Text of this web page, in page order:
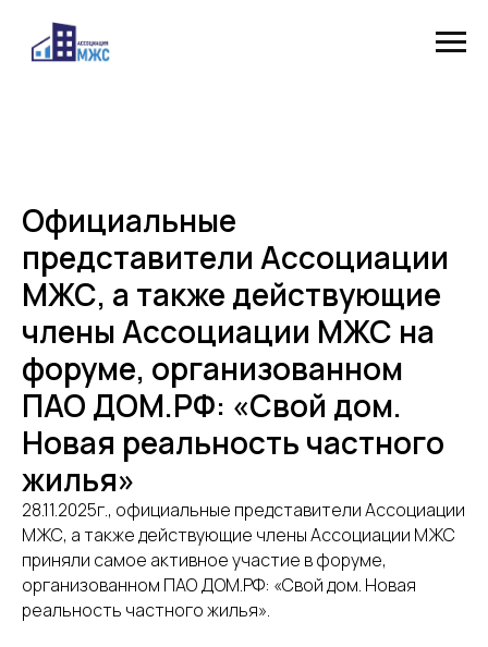
Официальные
представители Ассоциации
МЖС, а также действующие
члены Ассоциации МЖС на
форуме, организованном
ПАО ДОМ.РФ: «Свой дом.
Новая реальность частного
жилья»
28.11.2025г., официальные представители Ассоциации
МЖС, а также действующие члены Ассоциации МЖС
приняли самое активное участие в форуме,
организованном ПАО ДОМ.РФ: «Свой дом. Новая
реальность частного жилья».